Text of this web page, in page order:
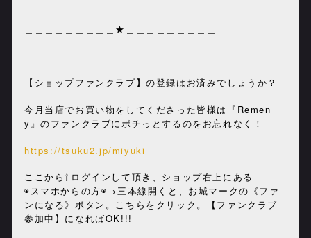
＿＿＿＿＿＿＿＿＿★＿＿＿＿＿＿＿＿＿
【ショップファンクラブ】の登録はお済みでしょうか？
今月当店でお買い物をしてくださった皆様は『Remen
y』のファンクラブにポチっとするのをお忘れなく！
https://tsuku2.jp/miyuki
ここから⇧ログインして頂き、ショップ右上にある
◉スマホからの方◉→三本線開くと、お城マークの《ファ
ンになる》ボタン。こちらをクリック。【ファンクラブ
参加中】になればOK!!!